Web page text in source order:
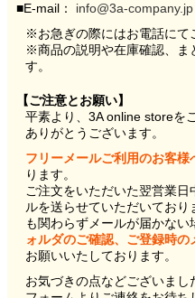
■E-mail：
info@3a-company.jp
※お急ぎの際にはお電話にて
※商品の説明や在庫確認、ま
す。
【ご注意とお願い】
平素より、3A online storeを
ありがとうございます。
フリーメールご利用のお客様
ります。
ご注文をいただいた翌営業
ルを送らせていただいてお
も関わらずメールが届かない
ォルダのご確認、ご登録時
お願いいたしております。
お気づきの点などございま